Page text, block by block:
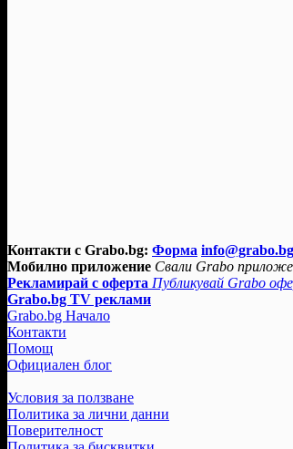
Контакти с Grabo.bg: Форма info@grabo.bg
Мобилно приложение Свали Grabo
Рекламирай с оферта Публикувай Grabo
Grabo.bg TV реклами
Grabo.bg Начало
Контакти
Помощ
Официален блог
Условия за ползване
Политика за лични данни
Поверителност